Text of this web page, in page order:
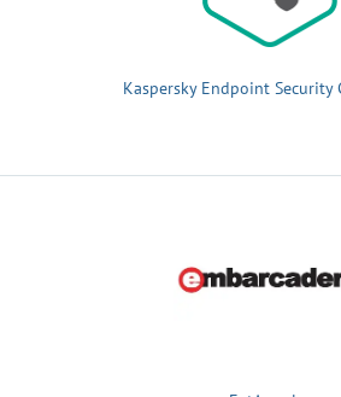
Kaspersky Endpoint Security